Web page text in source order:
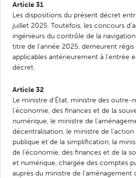
Article 31
Les dispositions du présent décret
juillet 2025. Toutefois, les concours
ingénieurs du contrôle de la
titre de l'année 2025, demeurent régis
applicables antérieurement à l'entrée
décret.
Article 32
Le ministre d'État, ministre des outre-
l'économie, des finances et de la
numérique, le ministre de
décentralisation, le ministre de
publique et de la simplification, la
de l'économie, des finances et de la
et numérique, chargée des comptes
auprès du ministre de l'aménagement